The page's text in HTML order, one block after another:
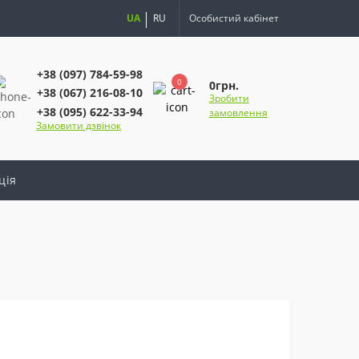
UA RU Особистий кабінет
+38 (097) 784-59-98
+38 (067) 216-08-10
+38 (095) 622-33-94
Замовити дзвінок
0 0грн.
Зробити
замовлення